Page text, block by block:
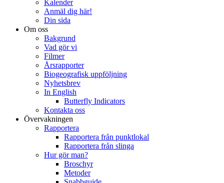
Kalender
Anmäl dig här!
Din sida
Om oss
Bakgrund
Vad gör vi
Filmer
Årsrapporter
Biogeografisk uppföljning
Nyhetsbrev
In English
Butterfly Indicators
Kontakta oss
Övervakningen
Rapportera
Rapportera från punktlokal
Rapportera från slinga
Hur gör man?
Broschyr
Metoder